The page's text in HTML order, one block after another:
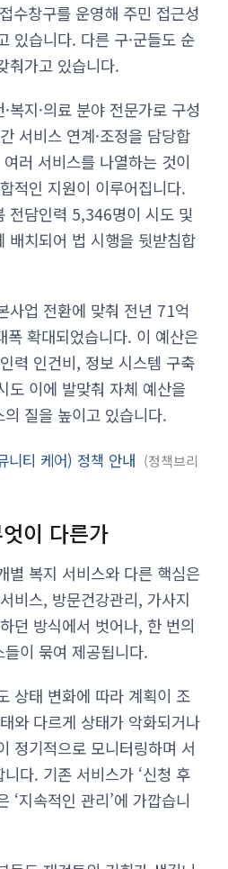
수창구를 운영해 주민 접근성
있습니다. 다른 구·군들도 순
춰가고 있습니다.
복지·의료 분야 전문가로 구성
서비스 연계·조정을 담당합
러 서비스를 나열하는 것이
적인 지원이 이루어집니다.
전담인력 5,346명이 시도 및
배치되어 법 시행을 뒷받침합
사업 전환에 맞춰 전년 71억
확대되었습니다. 이 예산은
력 인건비, 정보 시스템 구축
도 이에 발맞춰 자체 예산을
질을 높이고 있습니다.
니티 케어) 정책 안내
정책브리
이 다른가
별 복지 서비스와 다른 핵심은
비스, 방문건강관리, 가사지
던 방식에서 벗어나, 한 번의
이 묶여 제공됩니다.
상태 변화에 따라 계획이 조
와 다르게 상태가 악화되거나
정기적으로 모니터링하며 서
다. 기존 서비스가 ‘신청 후
‘지속적인 관리’에 가깝습니